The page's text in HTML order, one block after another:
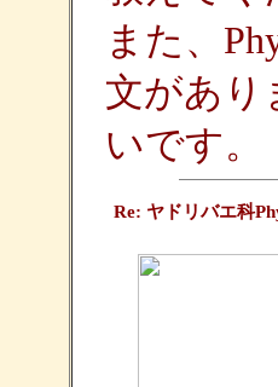
また、
文があり
いです。
Re: ヤドリバエ科